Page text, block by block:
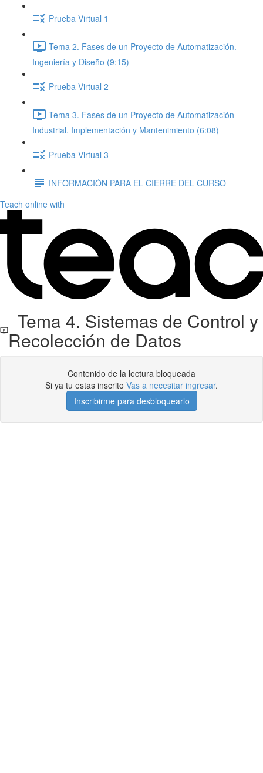
Prueba Virtual 1
Tema 2. Fases de un Proyecto de Automatización.
Ingeniería y Diseño (9:15)
Prueba Virtual 2
Tema 3. Fases de un Proyecto de Automatización
Industrial. Implementación y Mantenimiento (6:08)
Prueba Virtual 3
INFORMACIÓN PARA EL CIERRE DEL CURSO
Teach online with
Tema 4. Sistemas de Control y
Recolección de Datos
Contenido de la lectura bloqueada
Si ya tu estas inscrito Vas a necesitar ingresar.
Inscribirme para desbloquearlo